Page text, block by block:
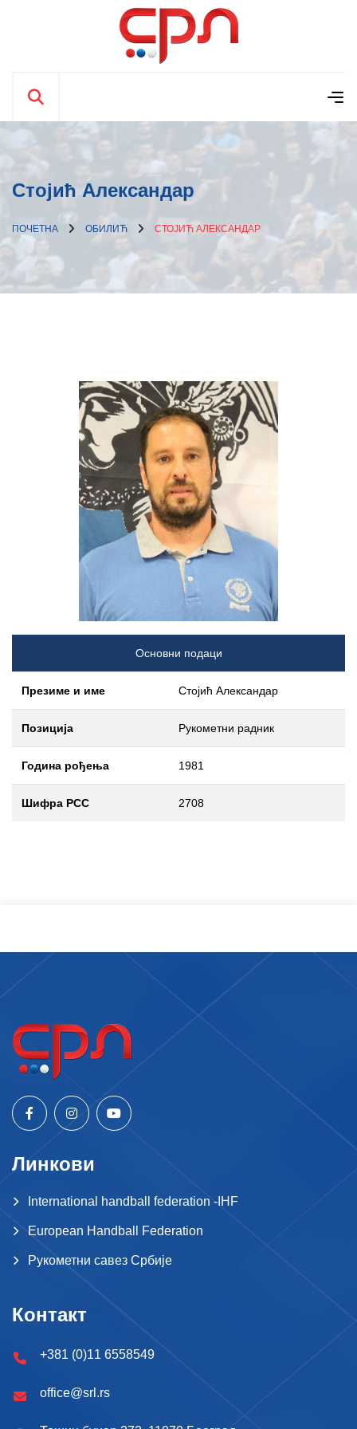
Стојић Александар
ПОЧЕТНА ОБИЛИЋ СТОЈИЋ АЛЕКСАНДАР
Основни подаци
Презиме и име Стојић Александар
Позиција Рукометни радник
Година рођења 1981
Шифра РСС 2708
Линкови
International handball federation -IHF
European Handball Federation
Рукометни савез Србије
Контакт
+381 (0)11 6558549
office@srl.rs